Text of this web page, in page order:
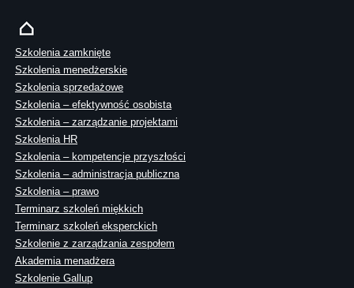
Szkolenia zamknięte
Szkolenia menedżerskie
Szkolenia sprzedażowe
Szkolenia – efektywność osobista
Szkolenia – zarządzanie projektami
Szkolenia HR
Szkolenia – kompetencje przyszłości
Szkolenia – administracja publiczna
Szkolenia – prawo
Terminarz szkoleń miękkich
Terminarz szkoleń eksperckich
Szkolenie z zarządzania zespołem
Akademia menadżera
Szkolenie Gallup